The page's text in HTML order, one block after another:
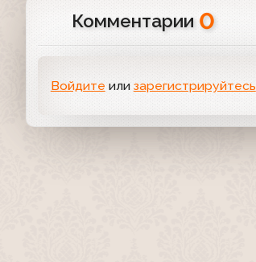
Комментарии 0
Войдите или зарегистрируйтесь